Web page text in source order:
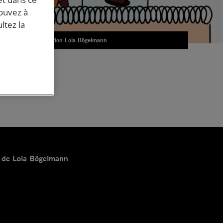
Illustration Lola Bögelmann
Lola Bögelmann
à
la